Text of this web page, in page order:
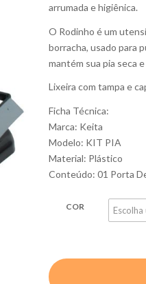
arrumada e higiênica.
O Rodinho é um
borracha, usado para
mantém sua pia seca
Lixeira com tampa e
Ficha Técnica:
Marca: Keita
Modelo: KIT PIA
Material: Plástico
Conteúdo: 01 Porta
COR